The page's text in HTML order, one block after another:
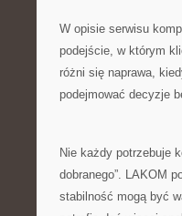
W opisie serwisu
podejście, w którym
różni się naprawa,
podejmować decyzje
Nie każdy potrzebuje
dobranego”. LAKOM
stabilność mogą być